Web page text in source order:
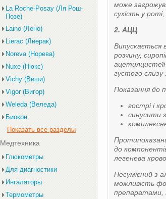
може
сухість у роті,
2. АЦЦ
Випускається
розчину,
густого слизу
Показання до
гострі і
синусити
до
легенева
Несумісний з
можливість
препаратами,
La Roche-Posay (Ля Рош-
Позе)
Laino (Лено)
Lierac (Лиерак)
Noreva (Норева)
Nuxe (Нюкс)
Vichy (Виши)
Vigor (Вигор)
Weleda (Веледа)
Биокон
Показать все разделы
Медтехника
Глюкометры
Для диагностики
Ингаляторы
Термометры